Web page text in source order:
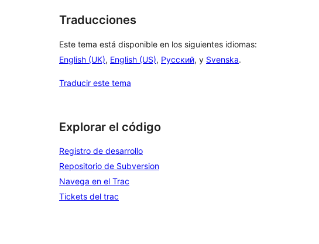
Traducciones
Este tema está disponible en los siguientes idiomas:
English (UK), English (US), Русский, y Svenska.
Traducir este tema
Explorar el código
Registro de desarrollo
Repositorio de Subversion
Navega en el Trac
Tickets del trac